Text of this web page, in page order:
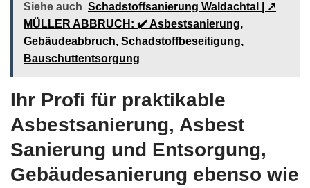
Siehe auch Schadstoffsanierung Waldachtal | ↗️
MÜLLER ABBRUCH: ✔️ Asbestsanierung,
Gebäudeabbruch, Schadstoffbeseitigung,
Bauschuttentsorgung
Ihr Profi für praktikable
Asbestsanierung, Asbest
Sanierung und Entsorgung,
Gebäudesanierung ebenso wie